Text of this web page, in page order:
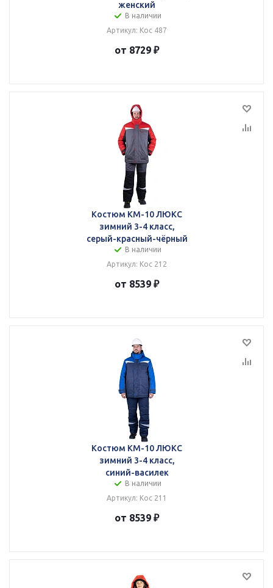
женский
В наличии
Артикул: Кос 487
от 8729 ₽
Костюм КМ-10 ЛЮКС
зимний 3-4 класс,
серый-красный-чёрный
В наличии
Артикул: Кос 212
от 8539 ₽
Костюм КМ-10 ЛЮКС
зимний 3-4 класс,
синий-василек
В наличии
Артикул: Кос 211
от 8539 ₽